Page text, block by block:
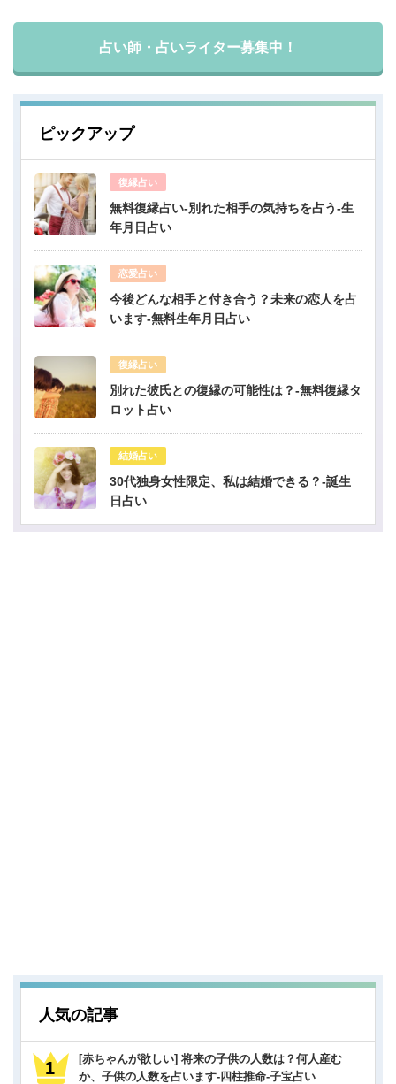
占い師・占いライター募集中！
ピックアップ
復縁占い
無料復縁占い-別れた相手の気持ちを占う-生
年月日占い
恋愛占い
今後どんな相手と付き合う？未来の恋人を占
います-無料生年月日占い
復縁占い
別れた彼氏との復縁の可能性は？-無料復縁タ
ロット占い
結婚占い
30代独身女性限定、私は結婚できる？-誕生
日占い
人気の記事
[赤ちゃんが欲しい] 将来の子供の人数は？何人産む
か、子供の人数を占います-四柱推命-子宝占い